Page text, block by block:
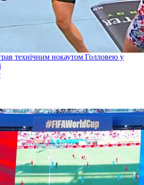
технічним нокаутом Голловею у